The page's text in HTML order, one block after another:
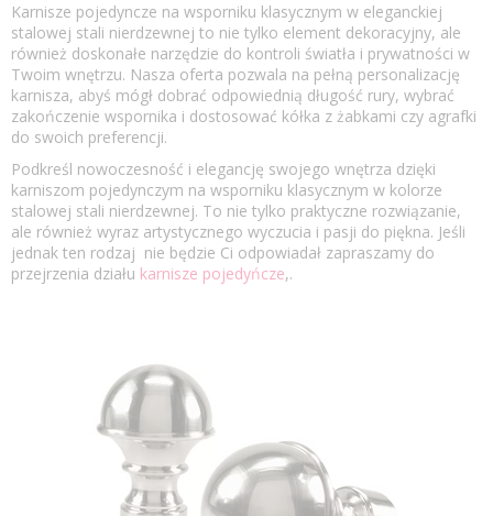
Karnisze pojedyncze na wsporniku klasycznym w eleganckiej
stalowej stali nierdzewnej to nie tylko element dekoracyjny, ale
również doskonałe narzędzie do kontroli światła i prywatności w
Twoim wnętrzu. Nasza oferta pozwala na pełną personalizację
karnisza, abyś mógł dobrać odpowiednią długość rury, wybrać
zakończenie wspornika i dostosować kółka z żabkami czy agrafki
do swoich preferencji.
Podkreśl nowoczesność i elegancję swojego wnętrza dzięki
karniszom pojedynczym na wsporniku klasycznym w kolorze
stalowej stali nierdzewnej. To nie tylko praktyczne rozwiązanie,
ale również wyraz artystycznego wyczucia i pasji do piękna. Jeśli
jednak ten rodzaj nie będzie Ci odpowiadał zapraszamy do
przejrzenia działu karnisze pojedyńcze,.